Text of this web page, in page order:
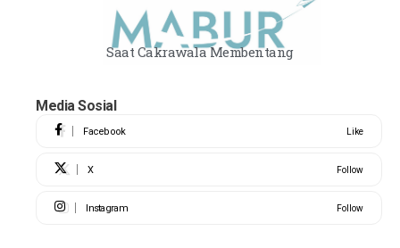
Saat Cakrawala Membentang
Media Sosial
Facebook Like
X Follow
Instagram Follow